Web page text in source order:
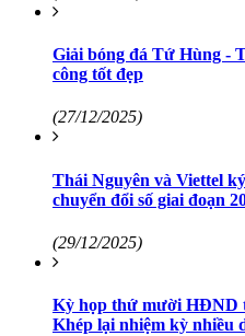
Giải bóng đá Tứ Hùng -
công tốt đẹp
(27/12/2025)
Thái Nguyên và Viettel
chuyển đổi số giai đoạn
(29/12/2025)
Kỳ họp thứ mười HĐND
Khép lại nhiệm kỳ nhiều